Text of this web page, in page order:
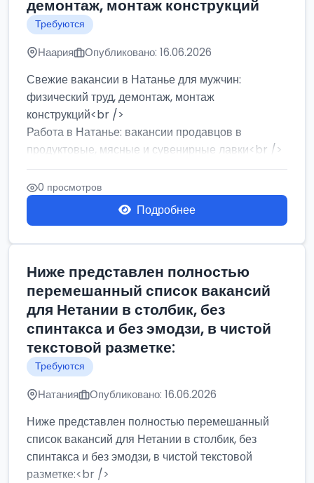
демонтаж, монтаж конструкций
Требуются
Наария Опубликовано: 16.06.2026
Свежие вакансии в Натанье для мужчин:
физический труд, демонтаж, монтаж
конструкций<br />
Работа в Натанье: вакансии продавцов в
продуктовые, мясные и сувенирные лавки<br />
Разнорабочий на сборку м...
0 просмотров
Подробнее
Ниже представлен полностью
перемешанный список вакансий
для Нетании в столбик, без
спинтакса и без эмодзи, в чистой
текстовой разметке:
Требуются
Натания Опубликовано: 16.06.2026
Ниже представлен полностью перемешанный
список вакансий для Нетании в столбик, без
спинтакса и без эмодзи, в чистой текстовой
разметке:<br />